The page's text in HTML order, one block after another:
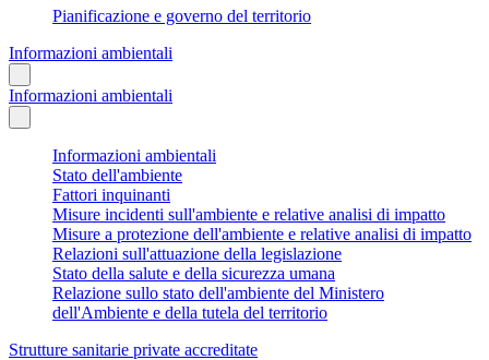
Pianificazione e governo del territorio
Informazioni ambientali
Informazioni ambientali
Informazioni ambientali
Stato dell'ambiente
Fattori inquinanti
Misure incidenti sull'ambiente e relative analisi di impatto
Misure a protezione dell'ambiente e relative analisi di impatto
Relazioni sull'attuazione della legislazione
Stato della salute e della sicurezza umana
Relazione sullo stato dell'ambiente del Ministero
dell'Ambiente e della tutela del territorio
Strutture sanitarie private accreditate